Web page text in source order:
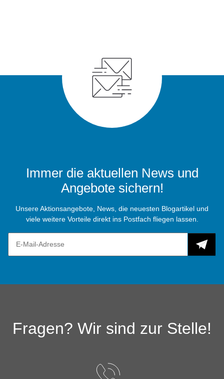
Immer die aktuellen News und
Angebote sichern!
Unsere Aktionsangebote, News, die neuesten Blogartikel und
viele weitere Vorteile direkt ins Postfach fliegen lassen.
Fragen? Wir sind zur Stelle!